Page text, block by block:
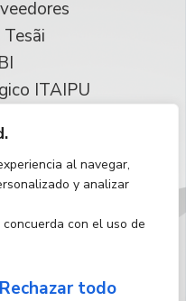
al navegar,
y analizar
con el uso de
Rechazar todo
ITAIPU
los derechos